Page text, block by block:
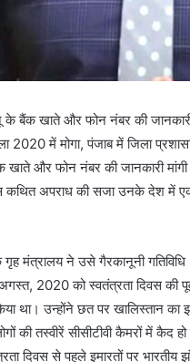
के बैंक खाते और फोन नंबर की
में मोगा, पंजाब में जिला
और फोन नंबर की जानकारी
कथित अपराध की सजा उनके देश में
मंत्रालय ने उसे गैरकानूनी
2020 को स्वतंत्रता दिवस की पूर्व
था। उन्होंने छत पर खालिस्तान का
की तस्वीरें सीसीटीवी कैमरों में कैद
दिवस से पहले इमारतों पर भारतीय